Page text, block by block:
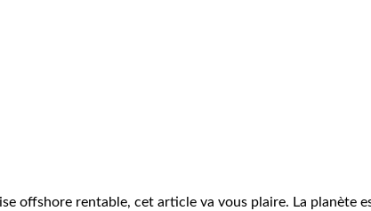
offshore rentable, cet article va vous plaire. La planète